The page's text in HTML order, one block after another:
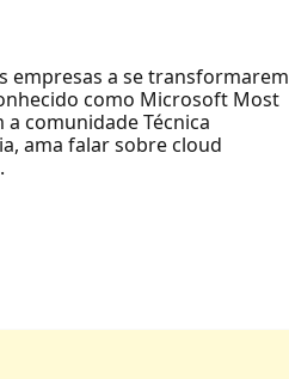
empresas a se transformarem
como Microsoft Most
comunidade Técnica
ama falar sobre cloud